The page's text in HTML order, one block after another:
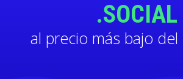
.SOCIAL
al precio más bajo